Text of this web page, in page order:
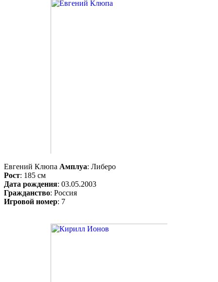
Евгений Клюпа Амплуа: Либеро
Рост: 185 см
Дата рождения: 03.05.2003
Гражданство: Россия
Игровой номер: 7